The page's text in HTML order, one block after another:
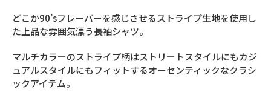
どこか90’sフレーバーを感じさせるストライプ生地を使用し
た上品な雰囲気漂う長袖シャツ。
マルチカラーのストライプ柄はストリートスタイルにもカジ
ュアルスタイルにもフィットするオーセンティックなクラシ
ックアイテム。